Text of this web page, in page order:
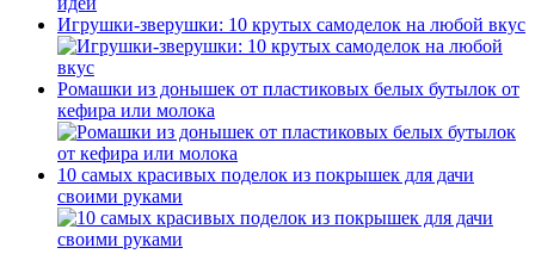
Игрушки-зверушки: 10 крутых самоделок на любой вкус
Ромашки из донышек от пластиковых белых бутылок от
кефира или молока
10 самых красивых поделок из покрышек для дачи
своими руками